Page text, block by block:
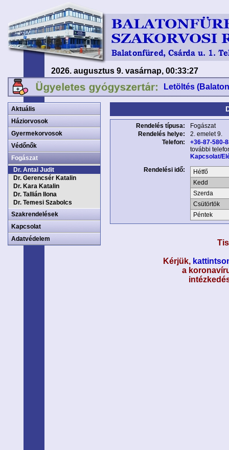
2026. augusztus 9. vasárnap, 00:33:27
Letöltés
Aktuális
Háziorvosok
Gyermekorvosok
Védőnők
Fogászat
Dr. Antal Judit
Dr. Gerencsér Katalin
Dr. Kara Katalin
Dr. Tallián Ilona
Dr. Temesi Szabolcs
Szakrendelések
Kapcsolat
Adatvédelem
Rendelés típusa:
Fogászat
Rendelés helye:
2. emelet 9.
Telefon:
+36-87-580-
további
Kapcsolat/
Rendelési idő:
Hétfő
Kedd
Szerda
Csütörtök
Péntek
Kérjük,
a